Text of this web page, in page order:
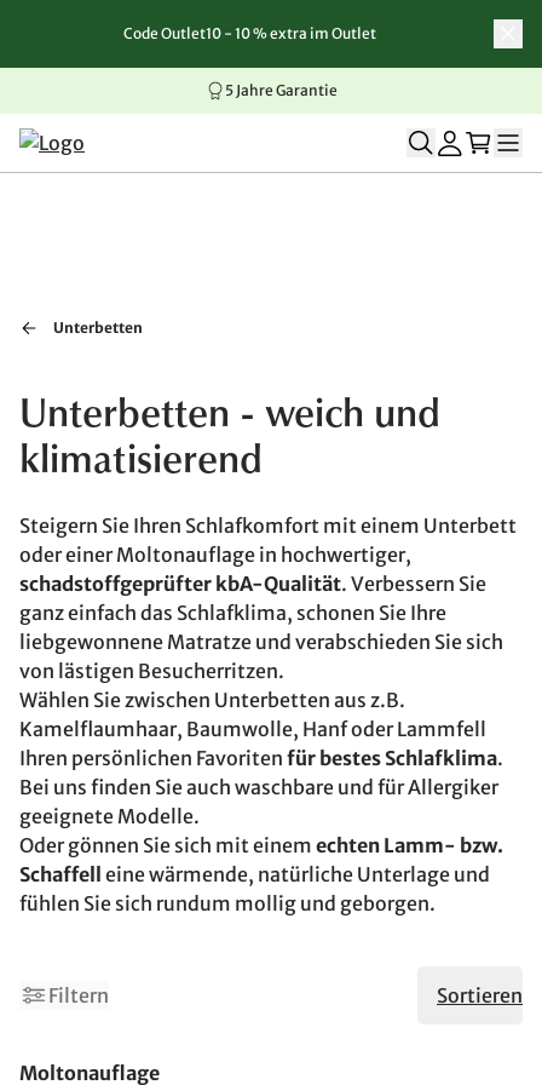
Zum Inhalt springen
Zur Navigation springen
Zum Seitenende springen
Code Outlet10 - 10 % extra im Outlet
5 Jahre Garantie
Unterbetten
Unterbetten - weich und
klimatisierend
Steigern Sie Ihren Schlafkomfort mit einem Unterbett
oder einer Moltonauflage in hochwertiger,
schadstoffgeprüfter kbA-Qualität. Verbessern Sie
ganz einfach das Schlafklima, schonen Sie Ihre
liebgewonnene Matratze und verabschieden Sie sich
von lästigen Besucherritzen.
Wählen Sie zwischen Unterbetten aus z.B.
Kamelflaumhaar, Baumwolle, Hanf oder Lammfell
Ihren persönlichen Favoriten für bestes Schlafklima.
Bei uns finden Sie auch waschbare und für Allergiker
geeignete Modelle.
Oder gönnen Sie sich mit einem echten Lamm- bzw.
Schaffell
eine wärmende, natürliche Unterlage und
fühlen Sie sich rundum mollig und geborgen.
Filtern Sortieren
Moltonauflage